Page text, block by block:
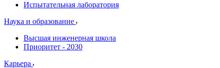
Испытательная лаборатория
Наука и образование
Высшая инженерная школа
Приоритет - 2030
Карьера